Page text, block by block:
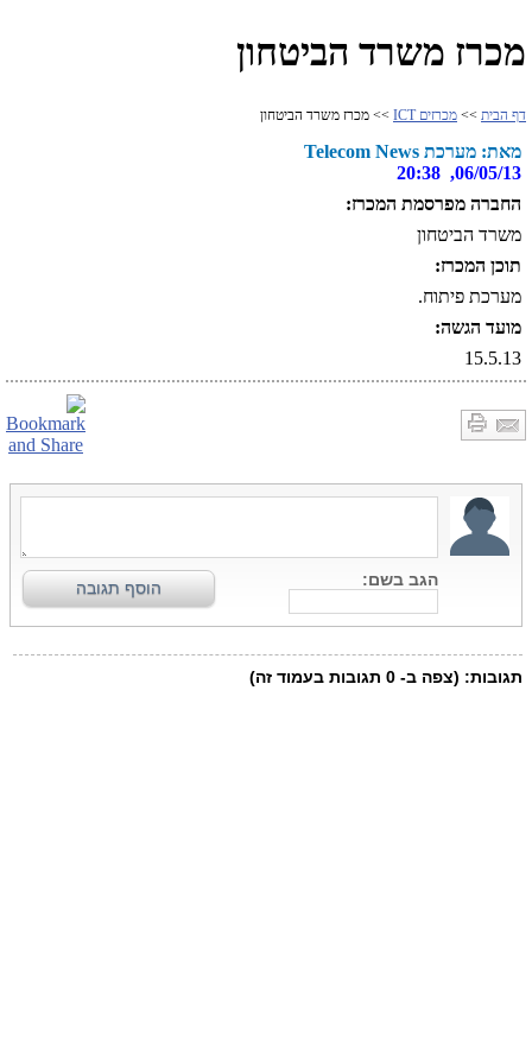
מכרז משרד הביטחון
דף הבית >> מכרזים ICT >> מכרז משרד הביטחון
מאת: מערכת Telecom News
06/05/13, 20:38
החברה מפרסמת המכרז:
משרד הביטחון
תוכן המכרז:
מערכת פיתוח.
מועד הגשה:
15.5.13